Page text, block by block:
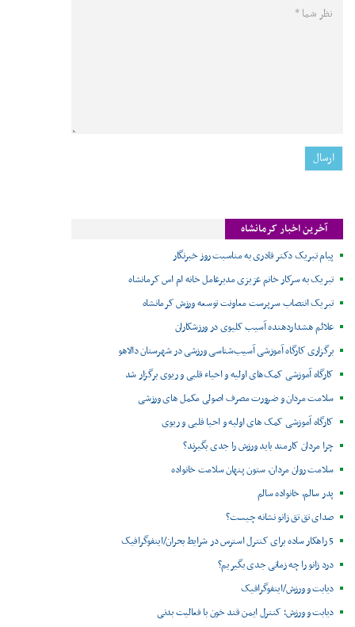
آخرین اخبار کرمانشاه
پیام تبریک دکتر قادری به مناسبت روز خبرنگار
تبریک به سرکار خانم عزیزی مدیرعامل خانه ام اس کرمانشاه
تبریک انتصاب سرپرست معاونت توسعه ورزش کرمانشاه
علائم هشداردهنده آسیب کلیوی در ورزشکاران
برگزاری کارگاه آموزشی آسیب‌شناسی ورزشی در شهرستان دالاهو
کارگاه آموزشی کمک‌های اولیه و احیاء قلبی و ریوی برگزار شد
سلامت مردان و ضرورت مصرف اصولی مکمل های ورزشی
کارگاه آموزشی کمک های اولیه و احیا قلبی و ریوی
چرا مردان کارمند باید ورزش را جدی بگیرند؟
سلامت روان مردان، ستون پنهان سلامت خانواده
پدر سالم، خانواده سالم
صدای تق تق زانو نشانه چیست؟
5 راهکار ساده برای کنترل استرس در شرایط بحران/اینفوگرافیک
درد زانو را چه زمانی جدی بگیریم؟
دیابت و ورزش/اینفوگرافیک
دیابت و ورزش؛ کنترل ایمن قند خون با فعالیت بدنی